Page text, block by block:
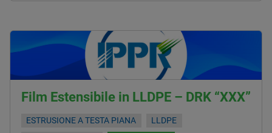
Film Estensibile in LLDPE – DRK “XXX”
ESTRUSIONE A TESTA PIANA
LLDPE